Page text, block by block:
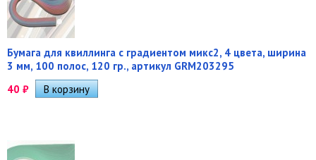
Бумага для квиллинга с градиентом микс2, 4 цвета, ширина
3 мм, 100 полос, 120 гр., артикул GRM203295
40 ₽